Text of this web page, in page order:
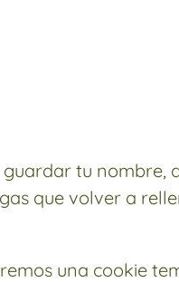
tu nombre,
que volver a
una cookie